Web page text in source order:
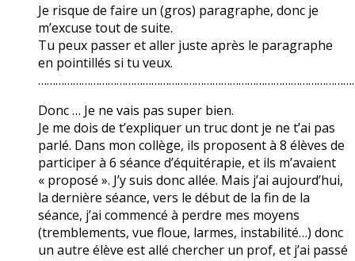
Je risque de faire un (gros) paragraphe, donc je
m’excuse tout de suite.
Tu peux passer et aller juste après le paragraphe
en pointillés si tu veux.
Donc … Je ne vais pas super bien.
Je me dois de t’expliquer un truc dont je ne t’ai pas
parlé. Dans mon collège, ils proposent à 8 élèves de
participer à 6 séance d’équitérapie, et ils m’avaient
« proposé ». J’y suis donc allée. Mais j’ai aujourd’hui,
la dernière séance, vers le début de la fin de la
séance, j’ai commencé à perdre mes moyens
(tremblements, vue floue, larmes, instabilité…) donc
un autre élève est allé chercher un prof, et j’ai passé